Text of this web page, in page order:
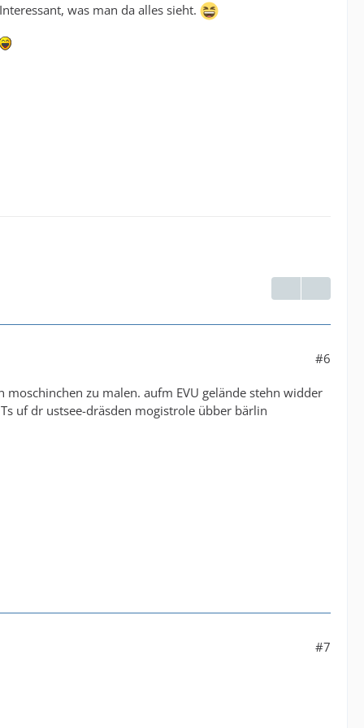
was man da alles sieht.
#6
zu malen. aufm EVU gelände stehn widder
uf dr ustsee-dräsden mogistrole übber bärlin
#7